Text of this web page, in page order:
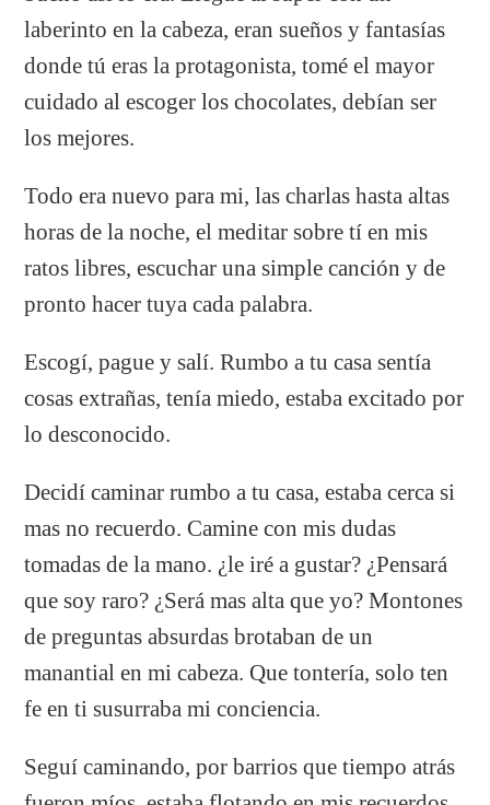
laberinto en la cabeza, eran sueños y fantasías
donde tú eras la protagonista, tomé el mayor
cuidado al escoger los chocolates, debían ser
los mejores.
Todo era nuevo para mi, las charlas hasta altas
horas de la noche, el meditar sobre tí en mis
ratos libres, escuchar una simple canción y de
pronto hacer tuya cada palabra.
Escogí, pague y salí. Rumbo a tu casa sentía
cosas extrañas, tenía miedo, estaba excitado por
lo desconocido.
Decidí caminar rumbo a tu casa, estaba cerca si
mas no recuerdo. Camine con mis dudas
tomadas de la mano. ¿le iré a gustar? ¿Pensará
que soy raro? ¿Será mas alta que yo? Montones
de preguntas absurdas brotaban de un
manantial en mi cabeza. Que tontería, solo ten
fe en ti susurraba mi conciencia.
Seguí caminando, por barrios que tiempo atrás